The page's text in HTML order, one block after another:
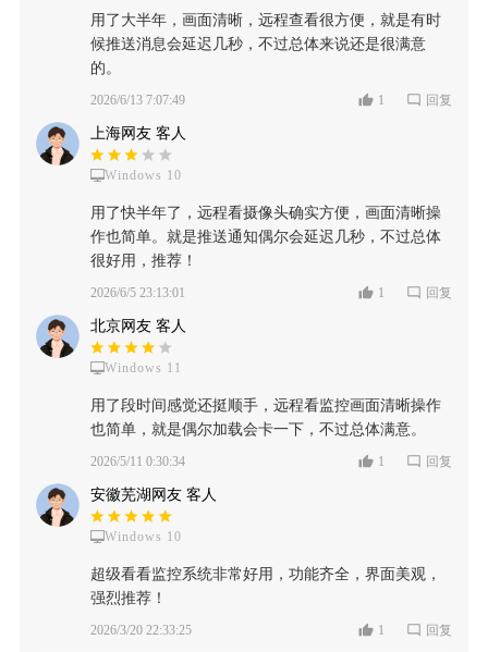
用了大半年，画面清晰，远程查看很方便，就是有时
候推送消息会延迟几秒，不过总体来说还是很满意
的。
2026/6/13 7:07:49 1 回复
上海网友 客人
Windows 10
用了快半年了，远程看摄像头确实方便，画面清晰操
作也简单。就是推送通知偶尔会延迟几秒，不过总体
很好用，推荐！
2026/6/5 23:13:01 1 回复
北京网友 客人
Windows 11
用了段时间感觉还挺顺手，远程看监控画面清晰操作
也简单，就是偶尔加载会卡一下，不过总体满意。
2026/5/11 0:30:34 1 回复
安徽芜湖网友 客人
Windows 10
超级看看监控系统非常好用，功能齐全，界面美观，
强烈推荐！
2026/3/20 22:33:25 1 回复